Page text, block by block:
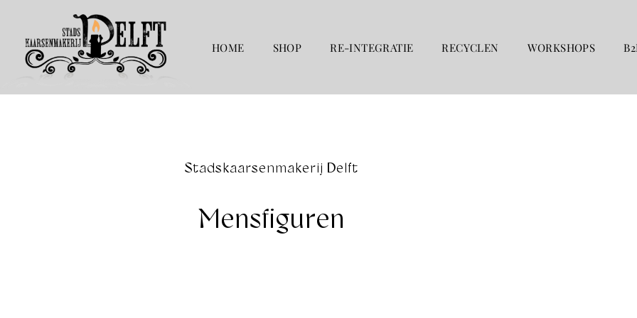
inhoud
HOME SHOP RE-INTEGRATIE RECYCLEN WORKSHOPS
Stadskaarsenmakerij Delft
Mensfiguren